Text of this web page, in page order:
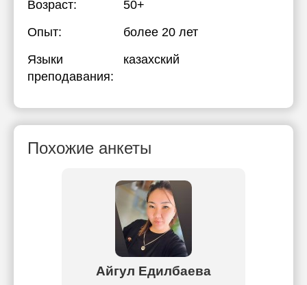
Возраст:
50+
Опыт:
более 20 лет
Языки
преподавания:
казахский
Похожие анкеты
Айгул Едилбаева